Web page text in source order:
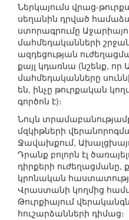
Ներկայումս վրաց-
սեղանին դրված
ստորագրումը
մահմեդականների
ազդեցության
քայլ կդառնա (նշենք, որ
մահմեդականները
են, ինչը թուրքական
գործոն է)։
Նույն
մզկիթների
Ջավախքում,
Դրանք բոլորն էլ
դիրքերի ուժեղացմանը,
կրոնական
Վրաստանի կողմից
Թուրքիայում
հուշարձանների դիմաց։